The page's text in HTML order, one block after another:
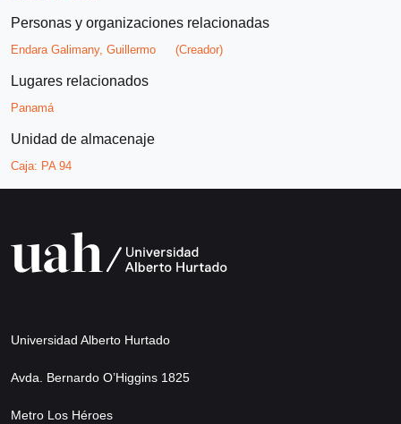
Personas y organizaciones relacionadas
Endara Galimany, Guillermo (Creador)
Lugares relacionados
Panamá
Unidad de almacenaje
Caja: PA 94
Universidad Alberto Hurtado
Avda. Bernardo O’Higgins 1825
Metro Los Héroes